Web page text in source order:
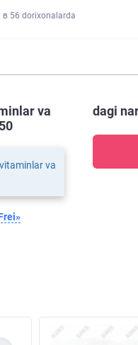
в 56 dorixonalarda
dagi
va
va